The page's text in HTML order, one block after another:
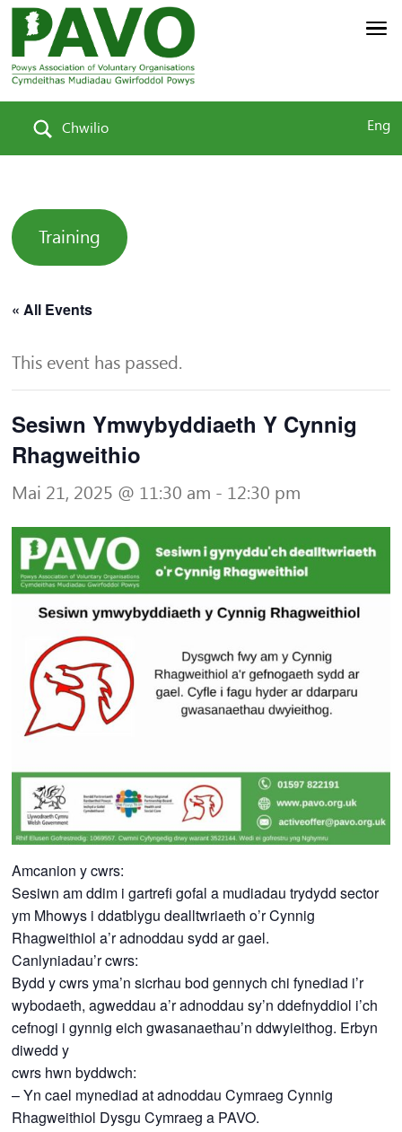
Chwilio Eng
Training
« All Events
This event has passed.
Sesiwn Ymwybyddiaeth Y Cynnig
Rhagweithio
Mai 21, 2025 @ 11:30 am - 12:30 pm
Amcanion y cwrs:
Sesiwn am ddim i gartrefi gofal a mudiadau trydydd sector
ym Mhowys i ddatblygu dealltwriaeth o’r Cynnig
Rhagweithiol a’r adnoddau sydd ar gael.
Canlyniadau’r cwrs:
Bydd y cwrs yma’n sicrhau bod gennych chi fynediad i’r
wybodaeth, agweddau a’r adnoddau sy’n ddefnyddiol i’ch
cefnogi i gynnig eich gwasanaethau’n ddwyieithog. Erbyn
diwedd y
cwrs hwn byddwch:
– Yn cael mynediad at adnoddau Cymraeg Cynnig
Rhagweithiol Dysgu Cymraeg a PAVO.